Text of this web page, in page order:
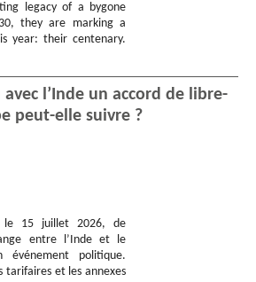
legacy of a bygone
they are marking a
year: their centenary.
l’Inde un accord de libre-
peut-elle suivre ?
le 15 juillet 2026, de
entre l’Inde et le
événement politique.
tarifaires et les annexes